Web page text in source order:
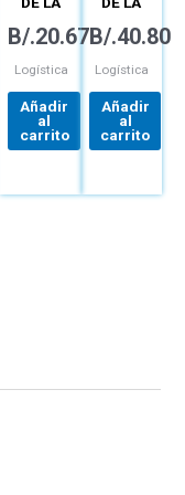
DE
SUMINISTRO
B/.20.67
Logística
Añadir
al
carrito
JR. JOHN
J.
COYLEROBERT
A.
NOVACK
DE
SUMINISTRO
UNA
LOGÍSTICA
B/.40.80
Logística
Añadir
al
carrito